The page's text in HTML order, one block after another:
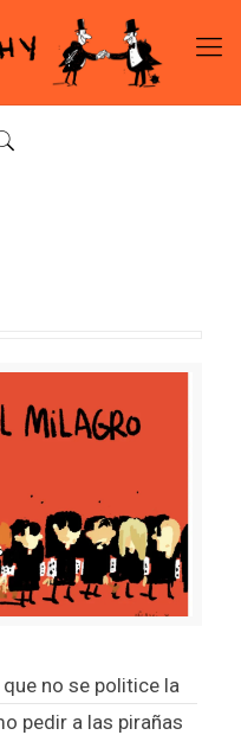
no se politice la
pedir a las pirañas